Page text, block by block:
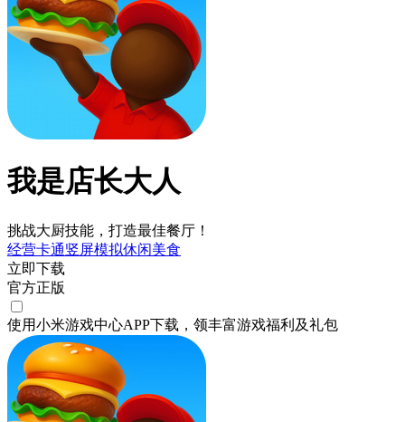
我是店长大人
挑战大厨技能，打造最佳餐厅！
经营卡通竖屏模拟休闲美食
立即下载
官方正版
使用小米游戏中心APP下载 ，领丰富游戏福利 及礼包